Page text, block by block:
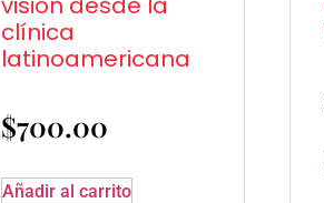
clínica
latinoamericana
$700.00
Añadir al carrito